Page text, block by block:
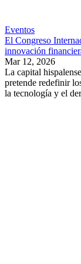
Eventos
El Congreso
innovación
Mar 12, 2026
La capital
pretende redefinir
la tecnología y el